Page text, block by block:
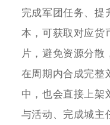
完成军团任务、提
本，可获取对应货
片，避免资源分散
在周期内合成完整
中，也会直接上架
与活动、完成城主